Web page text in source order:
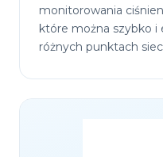
monitorowania
które można szybko i
różnych punktach